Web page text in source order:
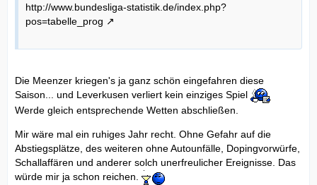
http://www.bundesliga-statistik.de/index.php?
pos=tabelle_prog
Die Meenzer kriegen's ja ganz schön eingefahren diese
Saison... und Leverkusen verliert kein einziges Spiel
Werde gleich entsprechende Wetten abschließen.
Mir wäre mal ein ruhiges Jahr recht. Ohne Gefahr auf die
Abstiegsplätze, des weiteren ohne Autounfälle, Dopingvorwürfe,
Schallaffären und anderer solch unerfreulicher Ereignisse. Das
würde mir ja schon reichen.